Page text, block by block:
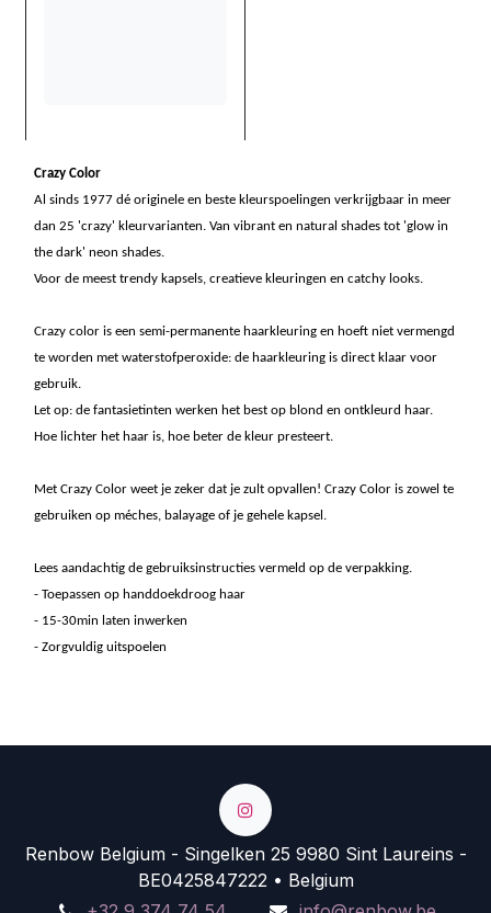
Crazy Color
Al sinds 1977 dé originele en beste kleurspoelingen verkrijgbaar in meer
dan 25 'crazy' kleurvarianten. Van vibrant en natural shades tot 'glow in
the dark' neon shades.
Voor de meest trendy kapsels, creatieve kleuringen en catchy looks.
Crazy color is een semi-permanente haarkleuring en hoeft niet vermengd
te worden met waterstofperoxide: de haarkleuring is direct klaar voor
gebruik.
Let op: de fantasietinten werken het best op blond en ontkleurd haar.
Hoe lichter het haar is, hoe beter de kleur presteert.
Met Crazy Color weet je zeker dat je zult opvallen! Crazy Color is zowel te
gebruiken op méches, balayage of je gehele kapsel.
Lees aandachtig de gebruiksinstructies vermeld op de verpakking.
- Toepassen op handdoekdroog haar
- 15-30min laten inwerken
- Zorgvuldig uitspoelen
Renbow Belgium - Singelken 25 9980 Sint Laureins -
BE0425847222 • Belgium